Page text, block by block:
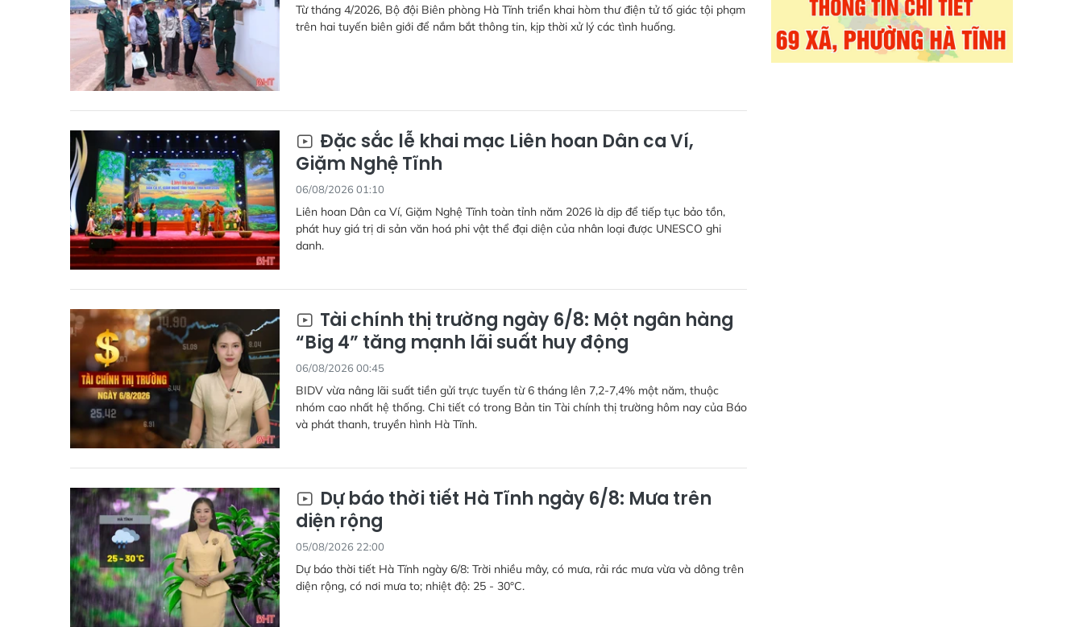
Từ tháng 4/2026, Bộ đội Biên phòng Hà Tĩnh triển khai hòm thư điện tử tố giác tội phạm
trên hai tuyến biên giới để nắm bắt thông tin, kịp thời xử lý các tình huống.
Đặc sắc lễ khai mạc Liên hoan Dân ca Ví,
Giặm Nghệ Tĩnh
06/08/2026 01:10
Liên hoan Dân ca Ví, Giặm Nghệ Tĩnh toàn tỉnh năm 2026 là dịp để tiếp tục bảo tồn,
phát huy giá trị di sản văn hoá phi vật thể đại diện của nhân loại được UNESCO ghi
danh.
Tài chính thị trường ngày 6/8: Một ngân hàng
“Big 4” tăng mạnh lãi suất huy động
06/08/2026 00:45
BIDV vừa nâng lãi suất tiền gửi trực tuyến từ 6 tháng lên 7,2-7,4% một năm, thuộc
nhóm cao nhất hệ thống. Chi tiết có trong Bản tin Tài chính thị trường hôm nay của Báo
và phát thanh, truyền hình Hà Tĩnh.
Dự báo thời tiết Hà Tĩnh ngày 6/8: Mưa trên
diện rộng
05/08/2026 22:00
Dự báo thời tiết Hà Tĩnh ngày 6/8: Trời nhiều mây, có mưa, rải rác mưa vừa và dông trên
diện rộng, có nơi mưa to; nhiệt độ: 25 - 30°C.